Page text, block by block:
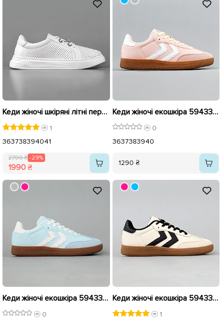
Кеди жіночі шкіряні літні перфорація 594031 Білі розпродаж
1
363738394041
2790 ₴ -29%
1990 ₴
Кеди жіночі екошкіра 594331 Рожеві
0
3637383940
1290 ₴
Кеди жіночі екошкіра 594333 Блакитні
0
Кеди жіночі екошкіра 594332 Сірі
1